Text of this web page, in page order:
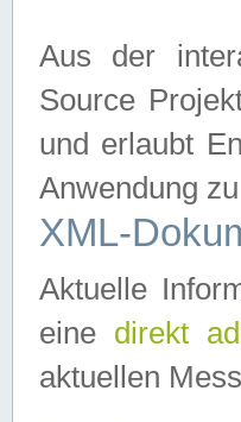
Aus der
Source
und erlaubt
Anwendung
XML-
Aktuelle
eine direkt
aktuellen